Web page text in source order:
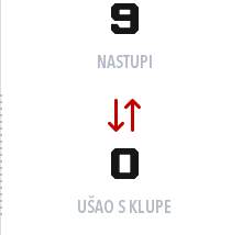
9
NASTUPI
0
UŠAO S KLUPE